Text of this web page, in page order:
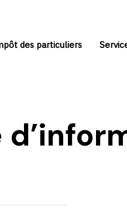
des particuliers